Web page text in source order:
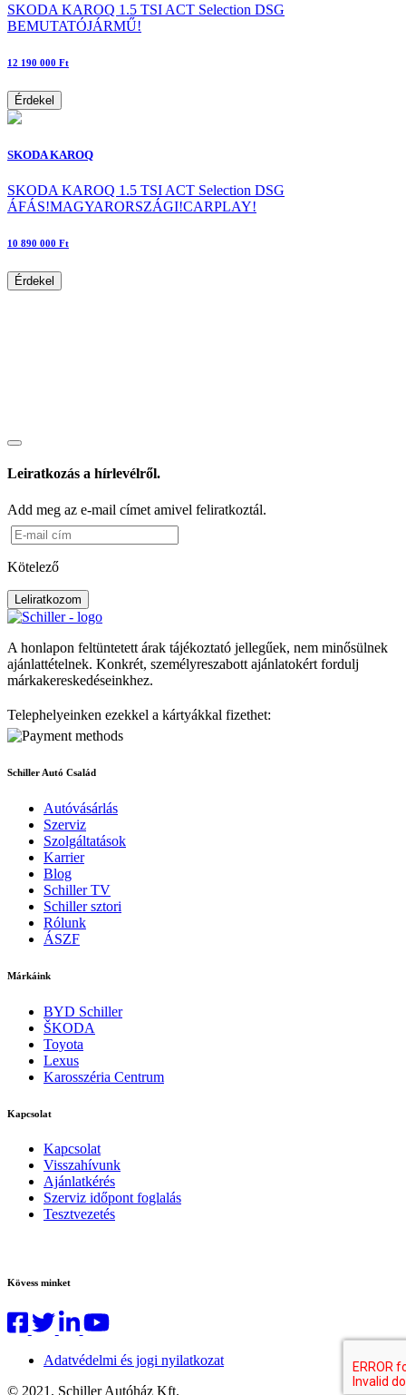
SKODA KAROQ 1.5 TSI ACT Selection DSG
BEMUTATÓJÁRMŰ!
12 190 000 Ft
Érdekel
SKODA KAROQ
SKODA KAROQ 1.5 TSI ACT Selection DSG
ÁFÁS!MAGYARORSZÁGI!CARPLAY!
10 890 000 Ft
Érdekel
Leiratkozás a hírlevélről.
Add meg az e-mail címet amivel feliratkoztál.
Kötelező
Leliratkozom
A honlapon feltüntetett árak tájékoztató jellegűek, nem minősülnek
ajánlattételnek. Konkrét, személyreszabott ajánlatokért fordulj
márkakereskedéseinkhez.
Telephelyeinken ezekkel a kártyákkal fizethet:
Schiller Autó Család
Autóvásárlás
Szerviz
Szolgáltatások
Karrier
Blog
Schiller TV
Schiller sztori
Rólunk
ÁSZF
Márkáink
BYD Schiller
ŠKODA
Toyota
Lexus
Karosszéria Centrum
Kapcsolat
Kapcsolat
Visszahívunk
Ajánlatkérés
Szerviz időpont foglalás
Tesztvezetés
Kövess minket
Adatvédelmi és jogi nyilatkozat
© 2021. Schiller Autóház Kft.